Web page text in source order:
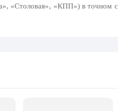
«Столовая», «КПП») в